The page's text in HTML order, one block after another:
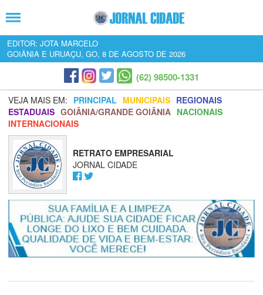
EDITOR: JOTA MARCELO
GOIÂNIA E URUAÇU, GO, 8 DE AGOSTO DE 2026
(62) 98500-1331
VEJA MAIS EM: PRINCIPAL MUNICIPAIS REGIONAIS
ESTADUAIS GOIÂNIA/GRANDE GOIÂNIA NACIONAIS
INTERNACIONAIS
RETRATO EMPRESARIAL
JORNAL CIDADE